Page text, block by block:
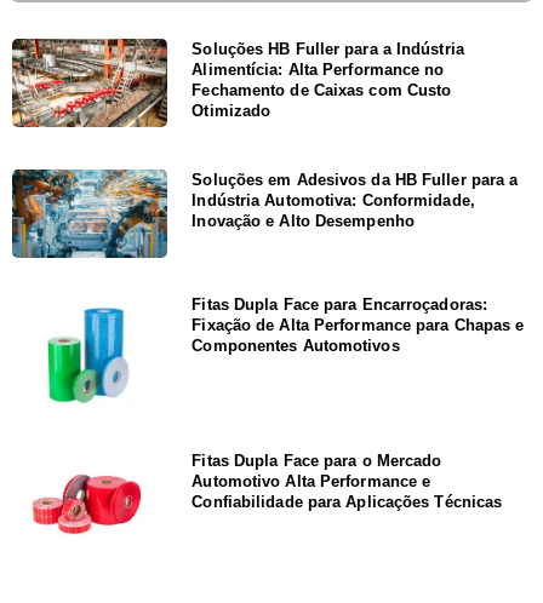
Soluções HB Fuller para a Indústria
Alimentícia: Alta Performance no
Fechamento de Caixas com Custo
Otimizado
Soluções em Adesivos da HB Fuller para a
Indústria Automotiva: Conformidade,
Inovação e Alto Desempenho
Fitas Dupla Face para Encarroçadoras:
Fixação de Alta Performance para Chapas e
Componentes Automotivos
Fitas Dupla Face para o Mercado
Automotivo Alta Performance e
Confiabilidade para Aplicações Técnicas